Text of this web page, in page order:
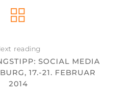
reading
SOCIAL MEDIA
17.-21. FEBRUAR
2014